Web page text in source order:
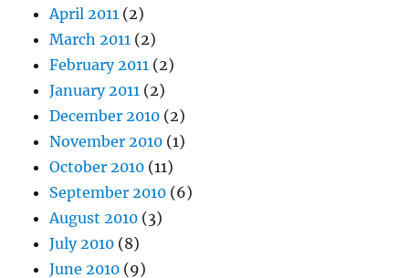
April 2011 (2)
March 2011 (2)
February 2011 (2)
January 2011 (2)
December 2010 (2)
November 2010 (1)
October 2010 (11)
September 2010 (6)
August 2010 (3)
July 2010 (8)
June 2010 (9)